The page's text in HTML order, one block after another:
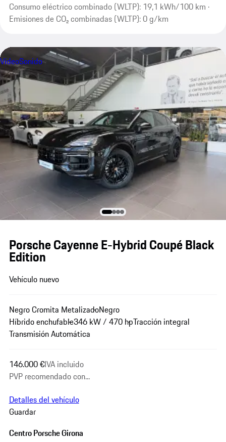
Consumo eléctrico combinado (WLTP): 19,1 kWh/100 km ·
Emisiones de CO₂ combinadas (WLTP): 0 g/km
VídeoSonido
Porsche Cayenne E-Hybrid Coupé Black
Edition
Vehículo nuevo
Negro Cromita MetalizadoNegro
Híbrido enchufable346 kW / 470 hpTracción integral
Transmisión Automática
146.000 €IVA incluido
PVP recomendado con...
Detalles del vehículo
Guardar
Centro Porsche Girona